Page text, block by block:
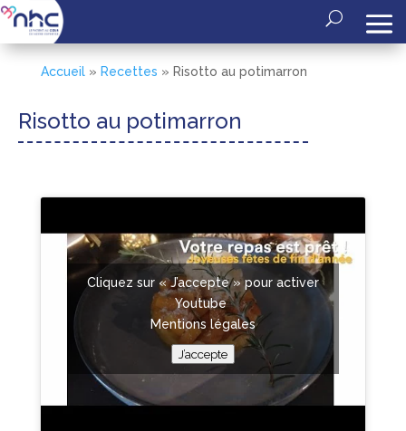
Accueil» Recettes » Risotto au potimarron
Risotto au potimarron
Cliquez sur « J’accepte » pour activer
Youtube
Mentions légales
J’accepte